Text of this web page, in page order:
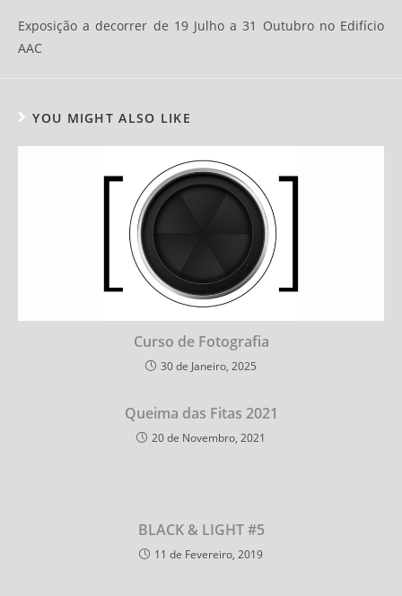
Exposição a decorrer de 19 Julho a 31 Outubro no Edifício
AAC
YOU MIGHT ALSO LIKE
Curso de Fotografia
30 de Janeiro, 2025
Queima das Fitas 2021
20 de Novembro, 2021
BLACK & LIGHT #5
11 de Fevereiro, 2019